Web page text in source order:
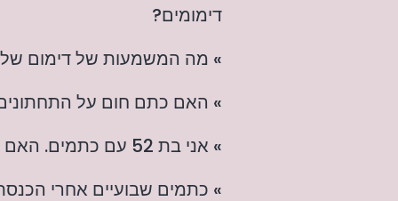
דימומים?
» מה המשמעות של דימום
» האם כתם חום על
» אני בת 52 עם כתמים. האם אני צריכה להטהר?
» כתמים שבועיים אחרי